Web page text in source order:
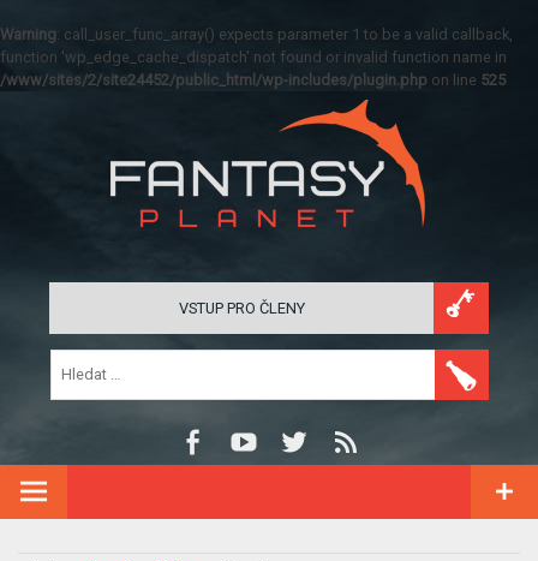
Warning: call_user_func_array() expects parameter 1 to be a valid callback,
function 'wp_edge_cache_dispatch' not found or invalid function name in
/www/sites/2/site24452/public_html/wp-includes/plugin.php on line 525
VSTUP PRO ČLENY